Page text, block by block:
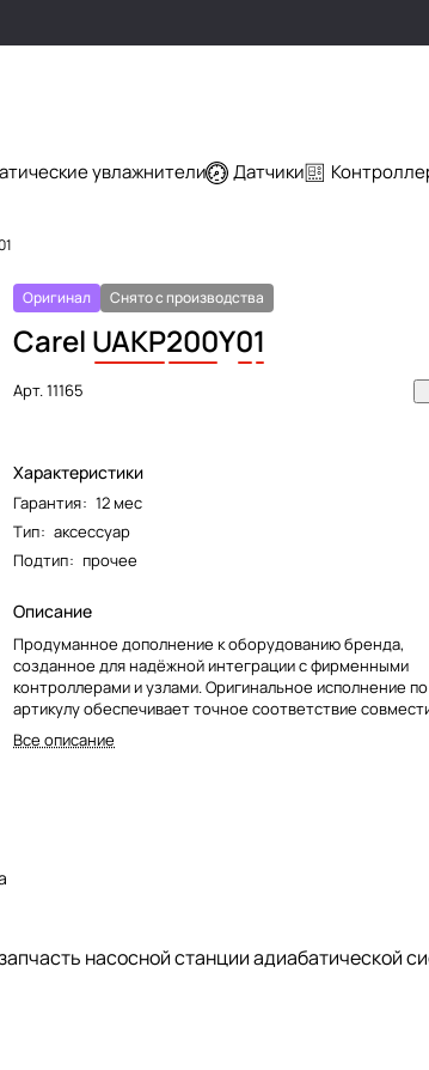
увлажнители Датчики
Оригинал Снято с производства
Carel UAKP200Y01
Арт.11165
Характеристики
Гарантия: 12 мес
Тип: аксессуар
Подтип: прочее
Описание
Продуманное дополнение к оборудованию бренда,
созданное для надёжной интеграции с фирменными
контроллерами и узлами. Оригинальное исполнение по
артикулу обеспечивает точное соответствие
системам и снижает риск ошибок при подборе. Акцент
долговечности и стабильности работы помогает
Все описание
насосной станции адиабатической